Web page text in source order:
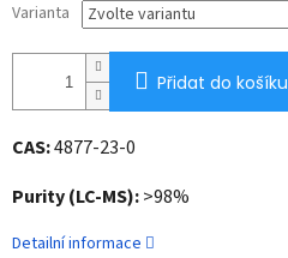
Varianta
Přidat do košíku
CAS:4877-23-0
Purity (LC-MS):>98%
Detailní informace